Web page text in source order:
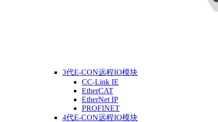
3代E-CON远程IO模块
CC-Link IE
EtherCAT
EtherNet IP
PROFINET
4代E-CON远程IO模块